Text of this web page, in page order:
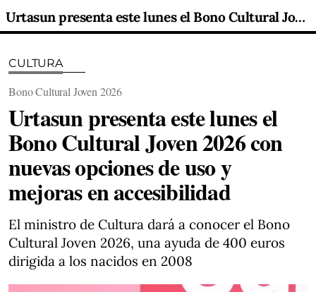
Urtasun presenta este lunes el Bono Cultural Joven 2026 con nuevas opciones de uso y mejoras en accesibilidad
CULTURA
Bono Cultural Joven 2026
Urtasun presenta este lunes el
Bono Cultural Joven 2026 con
nuevas opciones de uso y
mejoras en accesibilidad
El ministro de Cultura dará a conocer el Bono
Cultural Joven 2026, una ayuda de 400 euros
dirigida a los nacidos en 2008